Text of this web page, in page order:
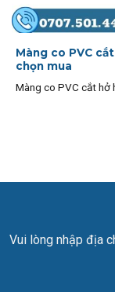
Màng co PVC
chọn mua
Màng co PVC cắt hở
Vui lòng nhập địa